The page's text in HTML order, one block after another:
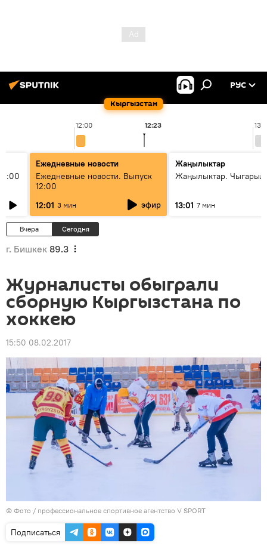
Кыргызстан
РУС
12:00 12:23
Ежедневные новости
Ежедневные новости. Выпуск
12:00
12:01 3 мин эфир
Жаңылыктар
Жаңылыктар.
13:01 7 мин
Вчера Сегодня
г. Бишкек 89.3
Журналисты обыграли
сборную Кыргызстана по
хоккею
15:50 08.02.2017
© Фото / профессиональное спортивное агентство V SPORT
Подписаться